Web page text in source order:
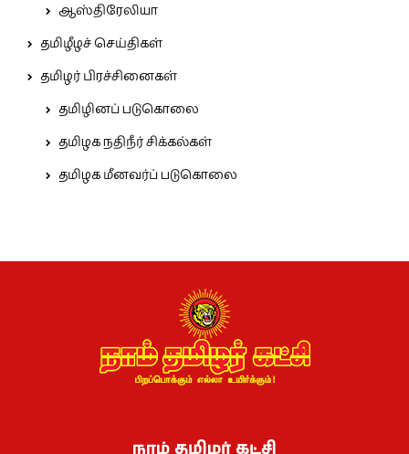
ஆஸ்திரேலியா
தமிழீழச் செய்திகள்
தமிழர் பிரச்சினைகள்
தமிழினப் படுகொலை
தமிழக நதிநீர் சிக்கல்கள்
தமிழக மீனவர்ப் படுகொலை